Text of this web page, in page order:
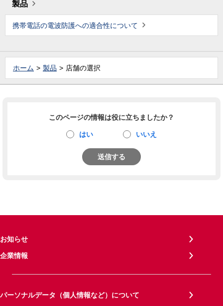
製品
携帯電話の電波防護への適合性について
ホーム 製品 店舗の選択
このページの情報は役に立ちましたか？
はい いいえ
送信する
お知らせ
企業情報
パーソナルデータ（個人情報など）について